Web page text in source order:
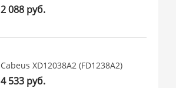
2 088 руб.
Cabeus XD12038A2 (FD1238A2)
4 533 руб.